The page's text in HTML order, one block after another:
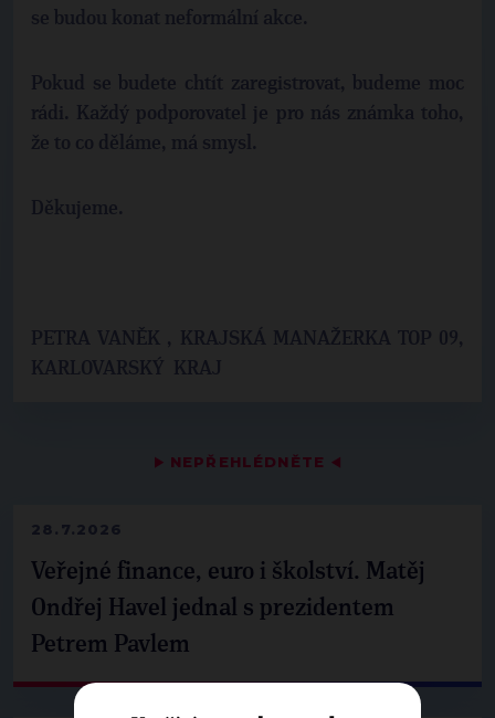
▶ NEPŘEHLÉDNĚTE ◀
28.7.2026
Veřejné finance, euro i školství. Matěj
Ondřej Havel jednal s prezidentem
Petrem Pavlem
se budou konat neformální akce.
Pokud se budete chtít zaregistrovat, budeme moc
rádi. Každý podporovatel je pro nás známka toho,
že to co děláme, má smysl.
Děkujeme.
PETRA VANĚK , KRAJSKÁ MANAŽERKA TOP 09,
KARLOVARSKÝ KRAJ